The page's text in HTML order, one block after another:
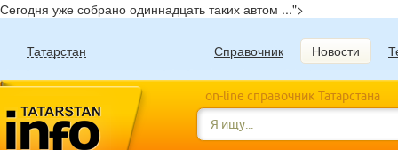
Сегодня уже собрано одиннадцать таких автом ...">
Татарстан Справочник Новости
on-line справочник Татарстана